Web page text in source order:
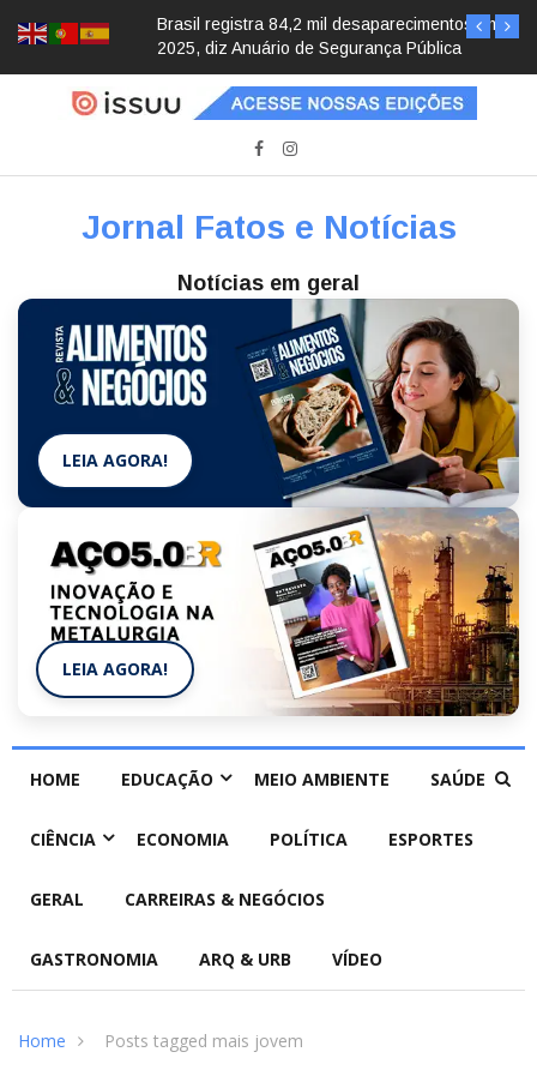
Brasil registra 84,2 mil desaparecimentos em
2025, diz Anuário de Segurança Pública
Jornal Fatos e Notícias
Notícias em geral
LEIA AGORA!
LEIA AGORA!
HOME EDUCAÇÃO MEIO AMBIENTE SAÚDE
CIÊNCIA ECONOMIA POLÍTICA ESPORTES
GERAL CARREIRAS & NEGÓCIOS
GASTRONOMIA ARQ & URB VÍDEO
Home Posts tagged mais jovem